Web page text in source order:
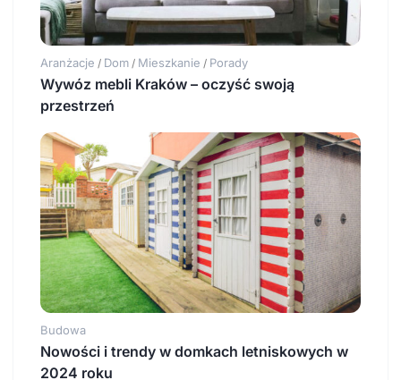
Aranżacje / Dom / Mieszkanie / Porady
Wywóz mebli Kraków – oczyść swoją
przestrzeń
Budowa
Nowości i trendy w domkach letniskowych w
2024 roku